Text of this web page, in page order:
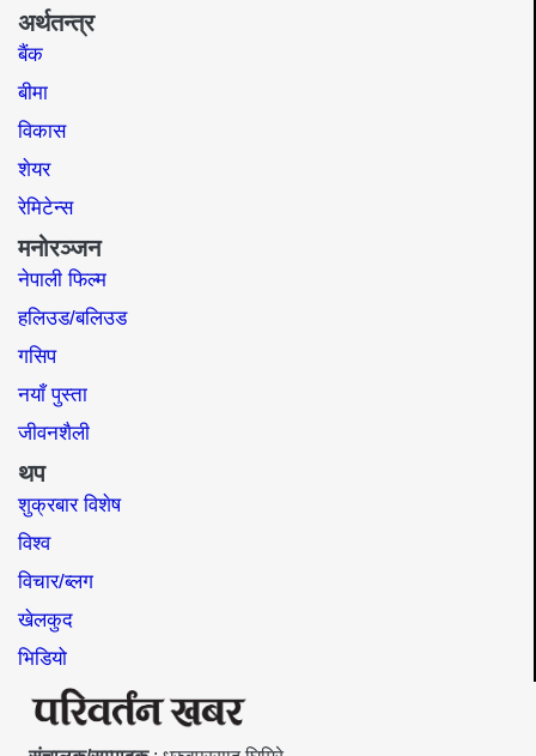
अर्थतन्त्र
बैंक
बीमा
विकास
शेयर
रेमिटेन्स
मनोरञ्जन
नेपाली फिल्म
हलिउड/बलिउड
गसिप
नयाँ पुस्ता
जीवनशैली
थप
शुक्रबार विशेष
विश्व
विचार/ब्लग
खेलकुद
भिडियो